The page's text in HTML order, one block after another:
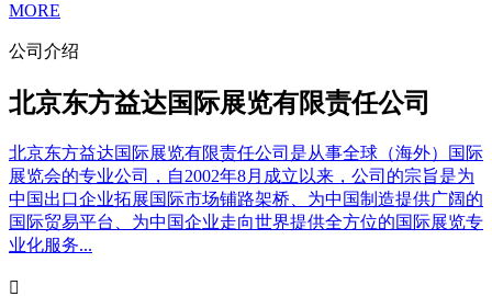
MORE
公司介绍
北京东方益达国际展览有限责任公司
北京东方益达国际展览有限责任公司是从事全球（海外）国际
展览会的专业公司，自2002年8月成立以来，公司的宗旨是为
中国出口企业拓展国际市场铺路架桥、为中国制造提供广阔的
国际贸易平台、为中国企业走向世界提供全方位的国际展览专
业化服务...
